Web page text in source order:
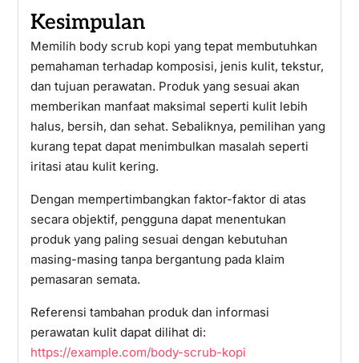
Kesimpulan
Memilih body scrub kopi yang tepat membutuhkan
pemahaman terhadap komposisi, jenis kulit, tekstur,
dan tujuan perawatan. Produk yang sesuai akan
memberikan manfaat maksimal seperti kulit lebih
halus, bersih, dan sehat. Sebaliknya, pemilihan yang
kurang tepat dapat menimbulkan masalah seperti
iritasi atau kulit kering.
Dengan mempertimbangkan faktor-faktor di atas
secara objektif, pengguna dapat menentukan
produk yang paling sesuai dengan kebutuhan
masing-masing tanpa bergantung pada klaim
pemasaran semata.
Referensi tambahan produk dan informasi
perawatan kulit dapat dilihat di:
https://example.com/body-scrub-kopi